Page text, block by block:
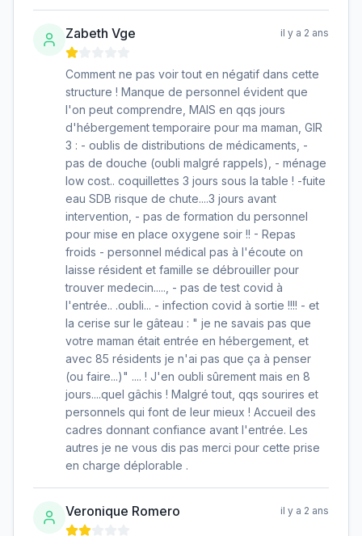
Zabeth Vge il y a 2 ans
Comment ne pas voir tout en négatif dans cette
structure ! Manque de personnel évident que
l'on peut comprendre, MAIS en qqs jours
d'hébergement temporaire pour ma maman, GIR
3 : - oublis de distributions de médicaments, -
pas de douche (oubli malgré rappels), - ménage
low cost.. coquillettes 3 jours sous la table ! -fuite
eau SDB risque de chute....3 jours avant
intervention, - pas de formation du personnel
pour mise en place oxygene soir !! - Repas
froids - personnel médical pas à l'écoute on
laisse résident et famille se débrouiller pour
trouver medecin....., - pas de test covid à
l'entrée.. .oubli... - infection covid à sortie !!!! - et
la cerise sur le gâteau : " je ne savais pas que
votre maman était entrée en hébergement, et
avec 85 résidents je n'ai pas que ça à penser
(ou faire...)" .... ! J'en oubli sûrement mais en 8
jours....quel gâchis ! Malgré tout, qqs sourires et
personnels qui font de leur mieux ! Accueil des
cadres donnant confiance avant l'entrée. Les
autres je ne vous dis pas merci pour cette prise
en charge déplorable .
Veronique Romero il y a 2 ans